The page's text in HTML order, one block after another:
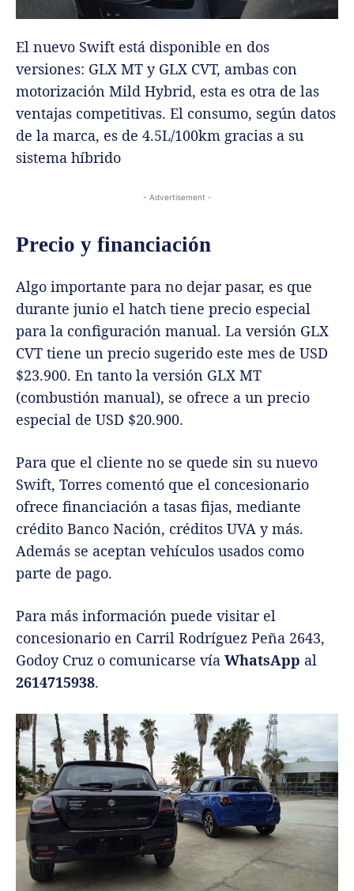
El nuevo Swift está disponible en dos
versiones: GLX MT y GLX CVT, ambas con
motorización Mild Hybrid, esta es otra de las
ventajas competitivas. El consumo, según datos
de la marca, es de 4.5L/100km gracias a su
sistema híbrido
- Advertisement -
Precio y financiación
Algo importante para no dejar pasar, es que
durante junio el hatch tiene precio especial
para la configuración manual. La versión GLX
CVT tiene un precio sugerido este mes de USD
$23.900. En tanto la versión GLX MT
(combustión manual), se ofrece a un precio
especial de USD $20.900.
Para que el cliente no se quede sin su nuevo
Swift, Torres comentó que el concesionario
ofrece financiación a tasas fijas, mediante
crédito Banco Nación, créditos UVA y más.
Además se aceptan vehículos usados como
parte de pago.
Para más información puede visitar el
concesionario en Carril Rodríguez Peña 2643,
Godoy Cruz o comunicarse vía WhatsApp al
2614715938.